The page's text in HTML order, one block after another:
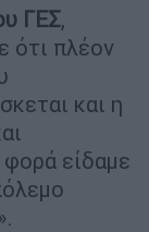
ΓΕΣ,
ότι πλέον
και η
είδαμε